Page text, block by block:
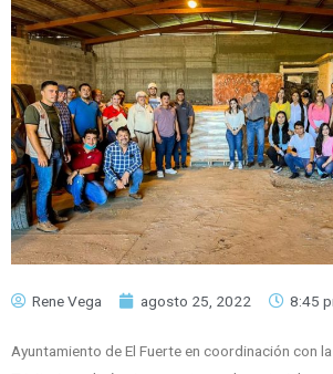
Rene Vega agosto 25, 2022 8:45
Ayuntamiento de El Fuerte en coordinación con